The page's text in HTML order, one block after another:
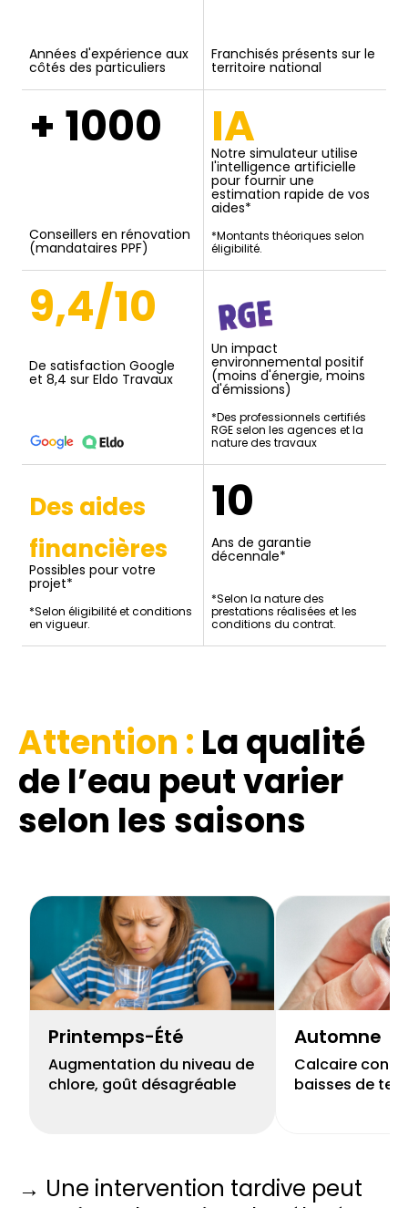
Années d'expérience aux
côtés des particuliers
Franchisés présents sur le
territoire national
+ 1000
Conseillers en rénovation
(mandataires PPF)
IA
Notre simulateur utilise
l'intelligence artificielle
pour fournir une
estimation rapide de vos
aides*
*Montants théoriques selon
éligibilité.
9,4/10
De satisfaction Google
et 8,4 sur Eldo Travaux
Un impact
environnemental positif
(moins d'énergie, moins
d'émissions)
*Des professionnels certifiés
RGE selon les agences et la
nature des travaux
Des aides
financières
Possibles pour votre
projet*
*Selon éligibilité et conditions
en vigueur.
10
Ans de garantie
décennale*
*Selon la nature des
prestations réalisées et les
conditions du contrat.
Attention : La qualité
de l’eau peut varier
selon les saisons
Printemps-Été
Augmentation du niveau de
chlore, goût désagréable
Automne
Calcaire
baisses de
→ Une intervention tardive peut